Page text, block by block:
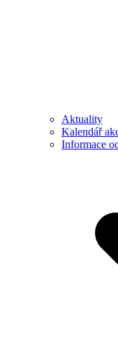
Aktuality
Kalendář
Informace